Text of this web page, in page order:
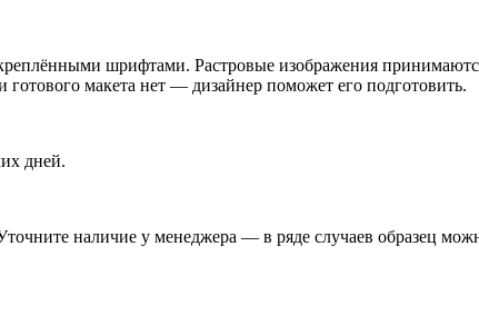
шрифтами. Растровые изображения
макета нет — дизайнер поможет его подготовить.
дней.
наличие у менеджера — в ряде случаев образец